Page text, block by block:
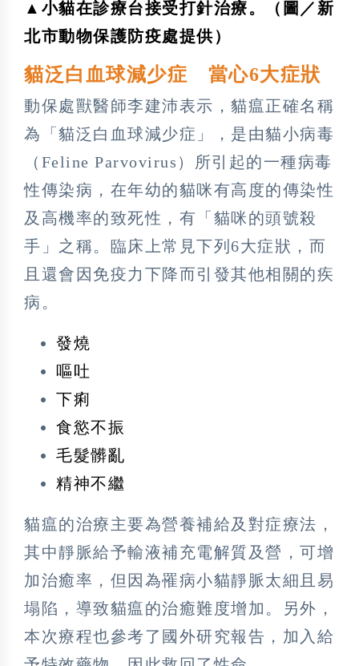
▲小貓在診療台接受打針治療。（圖／新
北市動物保護防疫處提供）
貓泛白血球減少症 當心6大症狀
動保處獸醫師李建沛表示，貓瘟正確名稱
為「貓泛白血球減少症」，是由貓小病毒
（Feline Parvovirus）所引起的一種病毒
性傳染病，在年幼的貓咪有高度的傳染性
及高機率的致死性，有「貓咪的頭號殺
手」之稱。臨床上常見下列6大症狀，而
且還會因免疫力下降而引發其他相關的疾
病。
發燒
嘔吐
下痢
食慾不振
毛髮髒亂
精神不繼
貓瘟的治療主要為營養補給及對症療法，
其中靜脈給予輸液補充電解質及營，可增
加治癒率，但因為罹病小貓靜脈太細且易
塌陷，導致貓瘟的治癒難度增加。另外，
本次療程也參考了國外研究報告，加入給